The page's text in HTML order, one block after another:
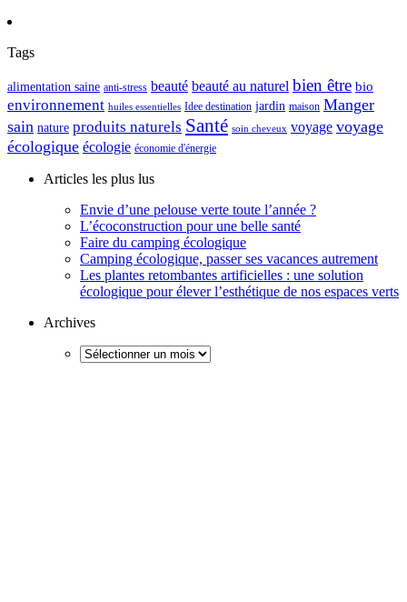
Tags
alimentation saine anti-stress beauté beauté au naturel bien être bio
environnement huiles essentielles Idee destination jardin maison Manger
sain nature produits naturels Santé soin cheveux voyage voyage
écologique écologie économie d'énergie
Articles les plus lus
Envie d’une pelouse verte toute l’année ?
L’écoconstruction pour une belle santé
Faire du camping écologique
Camping écologique, passer ses vacances autrement
Les plantes retombantes artificielles : une solution
écologique pour élever l’esthétique de nos espaces verts
Archives